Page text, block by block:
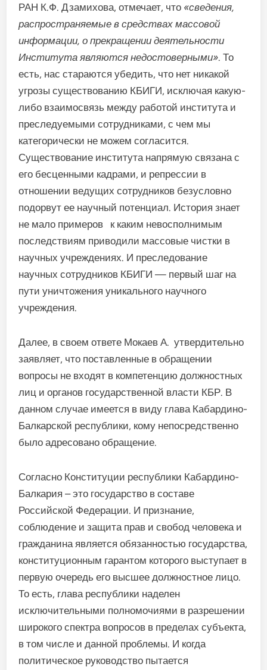
РАН К.Ф. Дзамихова, отмечает, что «сведения,
распространяемые в средствах массовой
информации, о прекращении деятельности
Института являются недостоверными». То
есть, нас стараются убедить, что нет никакой
угрозы существованию КБИГИ, исключая какую-
либо взаимосвязь между работой института и
преследуемыми сотрудниками, с чем мы
категорически не можем согласится.
Существование института напрямую связана с
его бесценными кадрами, и репрессии в
отношении ведущих сотрудников безусловно
подорвут ее научный потенциал. История знает
не мало примеров к каким невосполнимым
последствиям приводили массовые чистки в
научных учреждениях. И преследование
научных сотрудников КБИГИ — первый шаг на
пути уничтожения уникального научного
учреждения.
Далее, в своем ответе Мокаев А. утвердительно
заявляет, что поставленные в обращении
вопросы не входят в компетенцию должностных
лиц и органов государственной власти КБР. В
данном случае имеется в виду глава Кабардино-
Балкарской республики, кому непосредственно
было адресовано обращение.
Согласно Конституции республики Кабардино-
Балкария – это государство в составе
Российской Федерации. И признание,
соблюдение и защита прав и свобод человека и
гражданина является обязанностью государства,
конституционным гарантом которого выступает в
первую очередь его высшее должностное лицо.
То есть, глава республики наделен
исключительными полномочиями в разрешении
широкого спектра вопросов в пределах субъекта,
в том числе и данной проблемы. И когда
политическое руководство пытается